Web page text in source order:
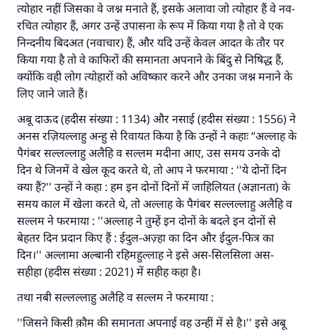
त्योहार नहीं जिसका वे जश्न मनाते हैं, इसके अलावा जो त्योहार हैं वे नव-
रचित त्योहार हैं, अगर उन्हें उपासना के रूप में किया गया है तो वे एक
निन्दनीय बिदअत (नवाचार) हैं, और यदि उन्हें केवल आदत के तौर पर
किया गया है तो वे काफिरों की समानता अपनाने के बिंदु से निषिद्ध हैं,
क्योंकि वही लोग त्योहारों को अविष्कार करने और उनका जश्न मनाने के
लिए जाने जाते हैं।
अबू दाऊद (हदीस संख्या : 1134) और नसाई (हदीस संख्या : 1556) ने
अनस रज़ियल्लाहु अन्हु से रिवायत किया है कि उन्हों ने कहाः “अल्लाह के
पैगंबर सल्लल्लाहु अलैहि व सल्लम मदीना आए, उस समय उनके दो
दिन थे जिनमें वे खेल कूद करते थे, तो आप ने फरमाया : ''ये दोनों दिन
क्या हैं?'' उन्हों ने कहा : हम इन दोनों दिनों में जाहिलियत (अज्ञानता) के
समय काल में खेला करते थे, तो अल्लाह के पैगंबर सल्लल्लाहु अलैहि व
सल्लम ने फरमाया : ''अल्लाह ने तुम्हें इन दोनों के बदले इन दोनों से
बेहतर दिन प्रदान किए हैं : ईदुल-अज़्हा का दिन और ईदुल-फित्र का
दिन।'' अल्लामा अल्बानी रहिमहुल्लाह ने इसे अस-सिलसिला अस-
सहीहा (हदीस संख्या : 2021) में सहीह कहा है।
तथा नबी सल्लल्लाहु अलैहि व सल्लम ने फरमाया :
''जिसने किसी क़ौम की समानता अपनाई वह उन्हीं में से है।'' इसे अबू
उत्तर संख्या 110845 ने एक शादी बचाई।.
उम्मत के प्रश्नों का उत्तर देने में हमारी सहायता करें
अल्लाह के रसूल सल्लल्लाहु अलैहि व सल्लम ने फरमाया :
'जो व्यक्ति भलाई का मार्ग दर्शाए, उसके लिए उस भलाई के
करने वाले के समान प्रतिफल है।''
(मुस्लिम : 1893).